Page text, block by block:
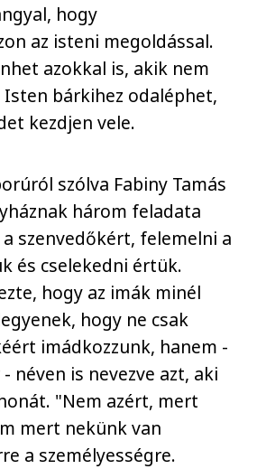
hogy
az isteni megoldással.
azokkal is, akik nem
Isten bárkihez odaléphet,
kezdjen vele.
szólva Fabiny Tamás
három feladata
szenvedőkért, felemelni a
és cselekedni értük.
hogy az imák minél
hogy ne csak
imádkozzunk, hanem -
néven is nevezve azt, aki
"Nem azért, mert
mert nekünk van
a személyességre.